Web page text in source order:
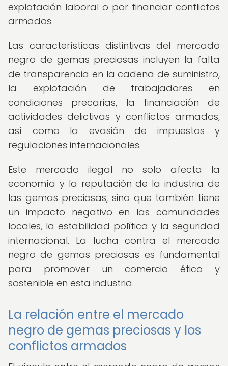
explotación laboral o por financiar conflictos
armados.
Las características distintivas del mercado
negro de gemas preciosas incluyen la falta
de transparencia en la cadena de suministro,
la explotación de trabajadores en
condiciones precarias, la financiación de
actividades delictivas y conflictos armados,
así como la evasión de impuestos y
regulaciones internacionales.
Este mercado ilegal no solo afecta la
economía y la reputación de la industria de
las gemas preciosas, sino que también tiene
un impacto negativo en las comunidades
locales, la estabilidad política y la seguridad
internacional. La lucha contra el mercado
negro de gemas preciosas es fundamental
para promover un comercio ético y
sostenible en esta industria.
La relación entre el mercado
negro de gemas preciosas y los
conflictos armados